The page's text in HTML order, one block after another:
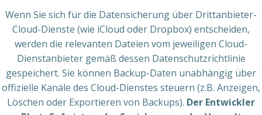
Wenn Sie sich für die Datensicherung über Drittanbieter-
Cloud-Dienste (wie iCloud oder Dropbox) entscheiden,
werden die relevanten Dateien vom jeweiligen Cloud-
Dienstanbieter gemäß dessen Datenschutzrichtlinie
gespeichert. Sie können Backup-Daten unabhängig über
offizielle Kanäle des Cloud-Dienstes steuern (z.B. Anzeigen,
Löschen oder Exportieren von Backups). Der Entwickler